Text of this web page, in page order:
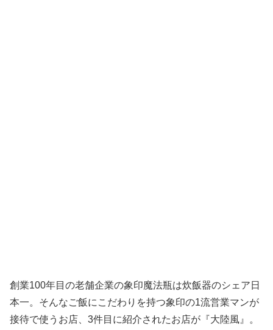
創業100年目の老舗企業の象印魔法瓶は炊飯器のシェア日
本一。そんなご飯にこだわりを持つ象印の1流営業マンが
接待で使うお店、3件目に紹介されたお店が『大陸風』。